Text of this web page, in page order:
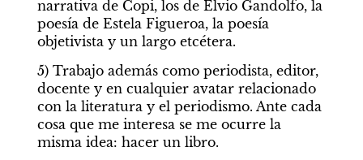
narrativa de Copi, los de Elvio Gandolfo, la
poesía de Estela Figueroa, la poesía
objetivista y un largo etcétera.
5) Trabajo además como periodista, editor,
docente y en cualquier avatar relacionado
con la literatura y el periodismo. Ante cada
cosa que me interesa se me ocurre la
misma idea: hacer un libro.